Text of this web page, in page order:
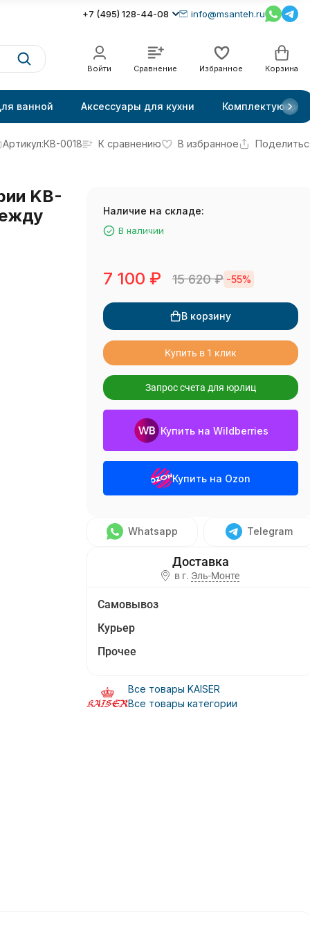
+7 (495) 128-44-08 info@msanteh.ru
Войти Сравнение Избранное Корзина
ванной Аксессуары для кухни Комплектующие
Артикул:КВ-0018 К сравнению В избранное
KB-
Наличие на складе:
В наличии
7 100 ₽ 15 620₽ -55%
В корзину
Купить в 1 клик
Запрос счета для юрлиц
Купить на Wildberries
Купить на Ozon
Whatsapp Telegram
в г. Эль-Монте
Самовывоз
Курьер
Прочее
Все товары KAISER
Все товары категории